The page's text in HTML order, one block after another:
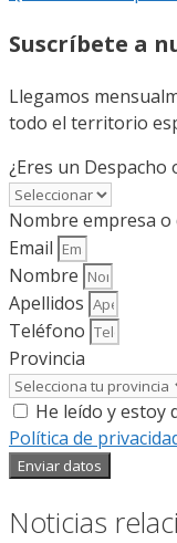
Suscríbete a
Llegamos
todo el territorio
¿Eres un Despacho
Nombre empresa o
Email
Nombre
Apellidos
Teléfono
Provincia
He leído y estoy
Política de
Enviar datos
Noticias